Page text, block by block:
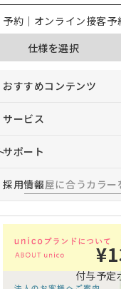
予約｜オンライン接客予
予約｜来店予約
おすすめコンテンツ
サービス
サポート
採用情報
仕様を選択
お部屋に合うカラー
付与予定